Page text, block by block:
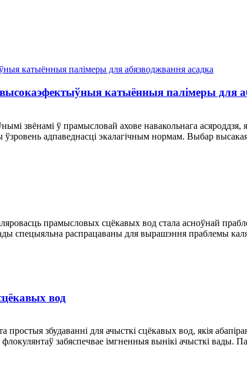
катыённыя палімеры для
звёнамі ў прамысловай ахове навакольнага асяроддзя,
адпаведнасці экалагічным нормам. Выбар
прамысловых сцёкавых вод стала асноўнай
спецыяльна распрацаваны для вырашэння праблемы
вод
збудаванні для ачысткі сцёкавых вод, якія
забяспечвае імгненныя вынікі ачысткі вады.